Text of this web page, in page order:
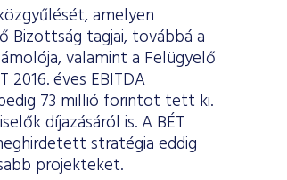
amelyen
Bizottság tagjai, továbbá a
valamint a Felügyelő
éves EBITDA
73 millió forintot tett ki.
díjazásáról is. A BÉT
stratégia eddig
projekteket.